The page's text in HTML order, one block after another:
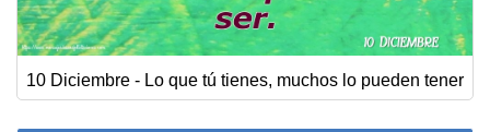
10 Diciembre - Lo que tú tienes, muchos lo pueden tener